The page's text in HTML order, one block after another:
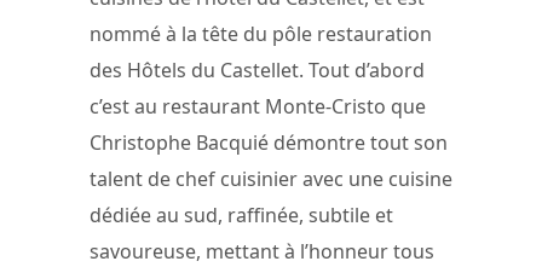
nommé à la tête du pôle restauration
des Hôtels du Castellet. Tout d’abord
c’est au restaurant Monte-Cristo que
Christophe Bacquié démontre tout son
talent de chef cuisinier avec une cuisine
dédiée au sud, raffinée, subtile et
savoureuse, mettant à l’honneur tous